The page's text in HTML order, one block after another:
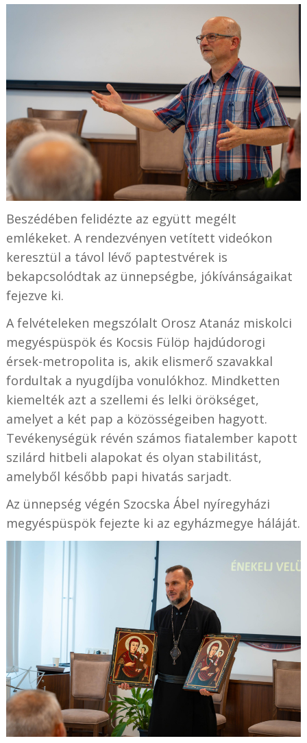
Beszédében felidézte az együtt megélt
emlékeket. A rendezvényen vetített videókon
keresztül a távol lévő paptestvérek is
bekapcsolódtak az ünnepségbe, jókívánságaikat
fejezve ki.
A felvételeken megszólalt Orosz Atanáz miskolci
megyéspüspök és Kocsis Fülöp hajdúdorogi
érsek-metropolita is, akik elismerő szavakkal
fordultak a nyugdíjba vonulókhoz. Mindketten
kiemelték azt a szellemi és lelki örökséget,
amelyet a két pap a közösségeiben hagyott.
Tevékenységük révén számos fiatalember kapott
szilárd hitbeli alapokat és olyan stabilitást,
amelyből később papi hivatás sarjadt.
Az ünnepség végén Szocska Ábel nyíregyházi
megyéspüspök fejezte ki az egyházmegye háláját.